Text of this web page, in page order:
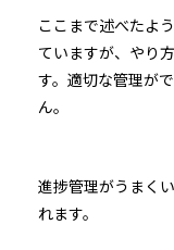
ここまで述べたよ
ていますが、やり
す。適切な管理が
ん。
進捗管理がうまく
れます。